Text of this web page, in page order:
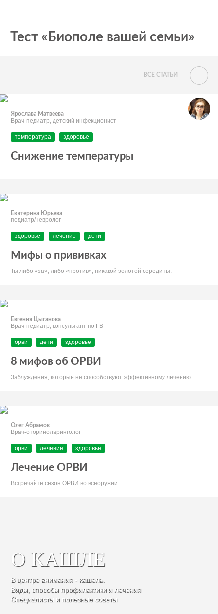
Тест «Биополе вашей семьи»
ВСЕ СТАТЬИ
Ярослава Матвеева
Врач-педиатр, детский инфекционист
температура здоровье
Снижение температуры
Екатерина Юрьева
педиатр/невролог
здоровье лечение дети
Мифы о прививках
Ты либо «за», либо «против», никакой золотой середины.
Евгения Цыганова
Врач-педиатр, консультант по ГВ
орви дети здоровье
8 мифов об ОРВИ
Заблуждения, которые не способствуют эффективному лечению.
Олег Абрамов
Врач-оториноларинголог
орви лечение здоровье
Лечение ОРВИ
Встречайте сезон ОРВИ во всеоружии.
О КАШЛЕ
В центре внимания - кашель.
Виды, способы профилактики и лечения
Специалисты и полезные советы